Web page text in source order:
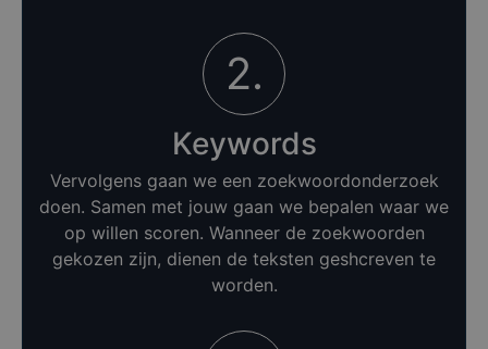
2.
Keywords
Vervolgens gaan we een zoekwoordonderzoek
doen. Samen met jouw gaan we bepalen waar we
op willen scoren. Wanneer de zoekwoorden
gekozen zijn, dienen de teksten geshcreven te
worden.